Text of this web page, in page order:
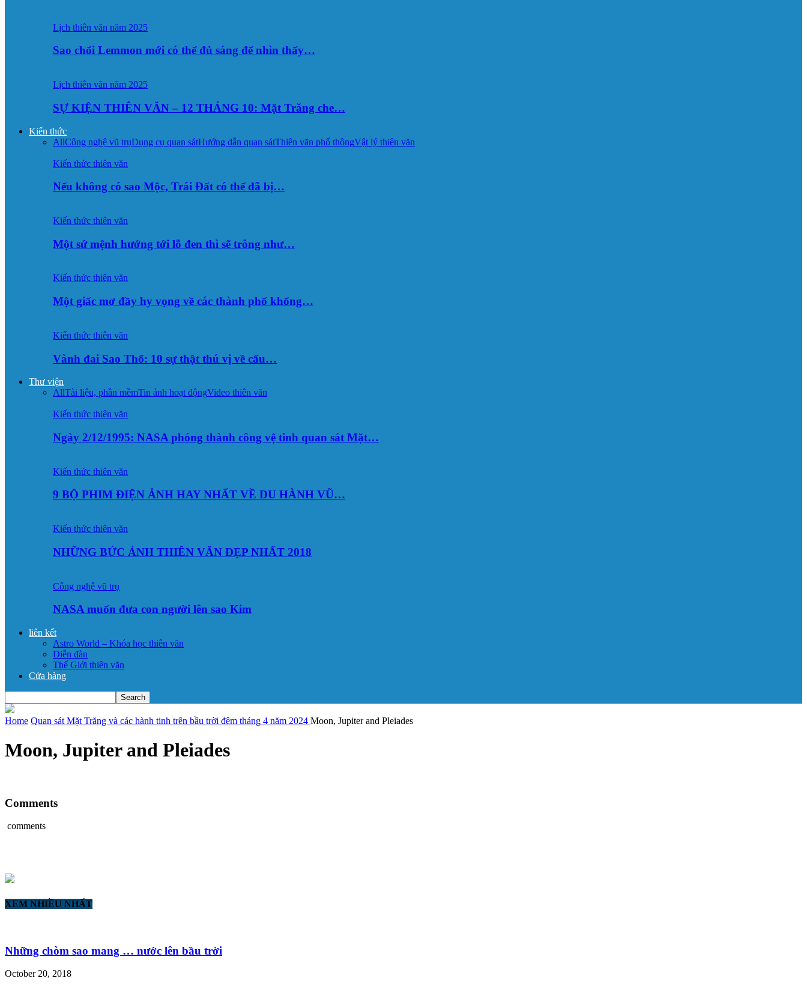
Lịch thiên văn năm 2025
Sao chổi Lemmon mới có thể đủ sáng để nhìn thấy…
Lịch thiên văn năm 2025
SỰ KIỆN THIÊN VĂN – 12 THÁNG 10: Mặt Trăng che…
Kiến thức
AllCông nghệ vũ trụDụng cụ quan sátHướng dẫn quan sátThiên văn phổ thôngVật lý thiên văn
Kiến thức thiên văn
Nếu không có sao Mộc, Trái Đất có thể đã bị…
Kiến thức thiên văn
Một sứ mệnh hướng tới lỗ đen thì sẽ trông như…
Kiến thức thiên văn
Một giấc mơ đầy hy vọng về các thành phố khổng…
Kiến thức thiên văn
Vành đai Sao Thổ: 10 sự thật thú vị về cấu…
Thư viện
AllTài liệu, phần mềmTin ảnh hoạt độngVideo thiên văn
Kiến thức thiên văn
Ngày 2/12/1995: NASA phóng thành công vệ tinh quan sát Mặt…
Kiến thức thiên văn
9 BỘ PHIM ĐIỆN ẢNH HAY NHẤT VỀ DU HÀNH VŨ…
Kiến thức thiên văn
NHỮNG BỨC ẢNH THIÊN VĂN ĐẸP NHẤT 2018
Công nghệ vũ trụ
NASA muốn đưa con người lên sao Kim
liên kết
Astro World – Khóa học thiên văn
Diễn đàn
Thế Giới thiên văn
Cửa hàng
Home Quan sát Mặt Trăng và các hành tinh trên bầu trời đêm tháng 4 năm 2024 Moon, Jupiter and Pleiades
Moon, Jupiter and Pleiades
Comments
comments
XEM NHIỀU NHẤT
Những chòm sao mang … nước lên bầu trời
October 20, 2018